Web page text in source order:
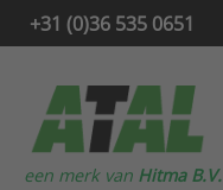
+31 (0)36 535 0651
een merk van Hitma B.V.